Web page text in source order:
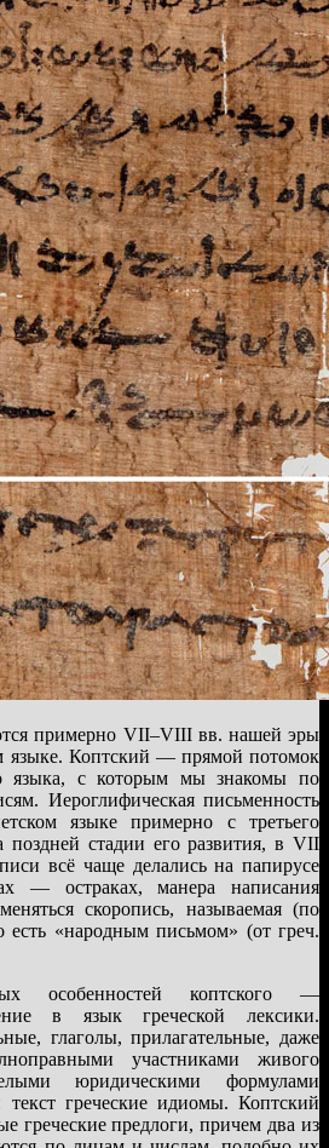
примерно VII–VIII вв. нашей эры
языке. Коптский — прямой потомок
языка, с которым мы знакомы по
Иероглифическая письменность
языке примерно с третьего
стадии его развития, в VII
всё чаще делались на папирусе
— остраках, манера написания
скоропись, называемая (по
есть «народным письмом» (от греч.
особенностей коптского —
в язык греческой лексики.
глаголы, прилагательные, даже
участниками живого
юридическими формулами
текст греческие идиомы. Коптский
греческие предлоги, причем два из